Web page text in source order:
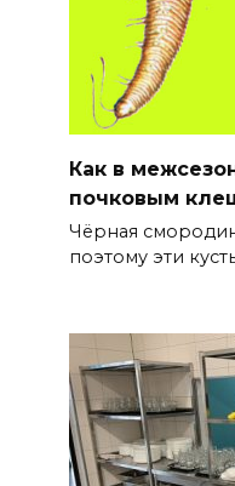
Как в
почковым
Чёрная
поэтому эти